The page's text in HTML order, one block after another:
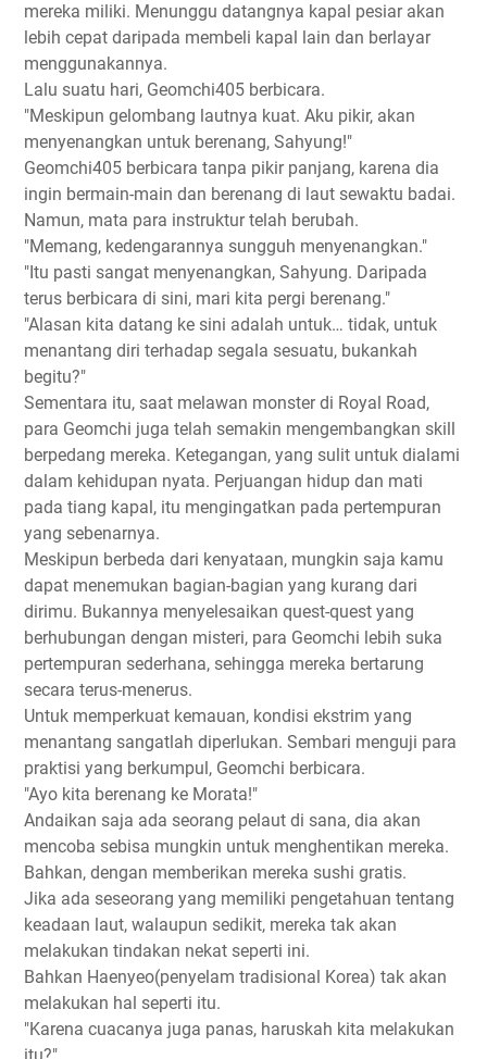
mereka miliki. Menunggu datangnya kapal pesiar akan
lebih cepat daripada membeli kapal lain dan berlayar
menggunakannya.
Lalu suatu hari, Geomchi405 berbicara.
"Meskipun gelombang lautnya kuat. Aku pikir, akan
menyenangkan untuk berenang, Sahyung!"
Geomchi405 berbicara tanpa pikir panjang, karena dia
ingin bermain-main dan berenang di laut sewaktu badai.
Namun, mata para instruktur telah berubah.
"Memang, kedengarannya sungguh menyenangkan."
"Itu pasti sangat menyenangkan, Sahyung. Daripada
terus berbicara di sini, mari kita pergi berenang."
"Alasan kita datang ke sini adalah untuk… tidak, untuk
menantang diri terhadap segala sesuatu, bukankah
begitu?"
Sementara itu, saat melawan monster di Royal Road,
para Geomchi juga telah semakin mengembangkan skill
berpedang mereka. Ketegangan, yang sulit untuk dialami
dalam kehidupan nyata. Perjuangan hidup dan mati
pada tiang kapal, itu mengingatkan pada pertempuran
yang sebenarnya.
Meskipun berbeda dari kenyataan, mungkin saja kamu
dapat menemukan bagian-bagian yang kurang dari
dirimu. Bukannya menyelesaikan quest-quest yang
berhubungan dengan misteri, para Geomchi lebih suka
pertempuran sederhana, sehingga mereka bertarung
secara terus-menerus.
Untuk memperkuat kemauan, kondisi ekstrim yang
menantang sangatlah diperlukan. Sembari menguji para
praktisi yang berkumpul, Geomchi berbicara.
"Ayo kita berenang ke Morata!"
Andaikan saja ada seorang pelaut di sana, dia akan
mencoba sebisa mungkin untuk menghentikan mereka.
Bahkan, dengan memberikan mereka sushi gratis.
Jika ada seseorang yang memiliki pengetahuan tentang
keadaan laut, walaupun sedikit, mereka tak akan
melakukan tindakan nekat seperti ini.
Bahkan Haenyeo(penyelam tradisional Korea) tak akan
melakukan hal seperti itu.
"Karena cuacanya juga panas, haruskah kita melakukan